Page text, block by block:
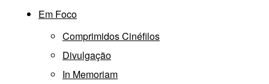
Em Foco
Comprimidos Cinéfilos
Divulgação
In Memoriam